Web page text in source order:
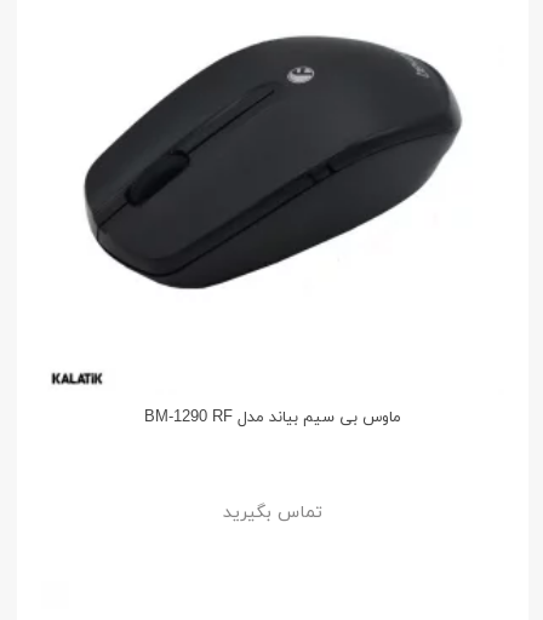
ماوس بی سیم بیاند مدل BM-1290 RF
تماس بگیرید